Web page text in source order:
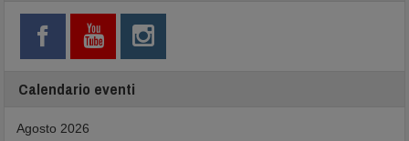
Calendario eventi
Agosto 2026